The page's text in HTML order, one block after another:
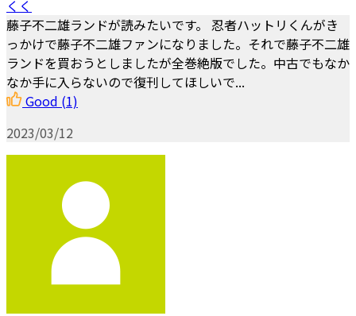
くく
藤子不二雄ランドが読みたいです。 忍者ハットリくんがき
っかけで藤子不二雄ファンになりました。それで藤子不二雄
ランドを買おうとしましたが全巻絶版でした。中古でもなか
なか手に入らないので復刊してほしいで...
Good (1)
2023/03/12